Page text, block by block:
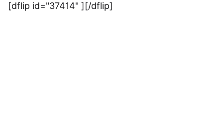
[dflip id="37414" ][/dflip]